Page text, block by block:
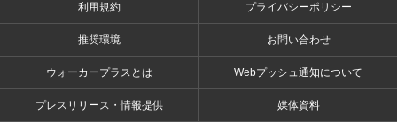
利用規約 プライバシーポリシー
推奨環境 お問い合わせ
ウォーカープラスとは Webプッシュ通知について
プレスリリース・情報提供 媒体資料